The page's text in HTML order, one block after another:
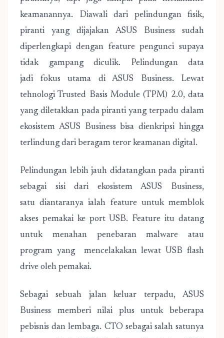
keamanannya. Diawali dari pelindungan fisik,
piranti yang dijajakan ASUS Business sudah
diperlengkapi dengan feature pengunci supaya
tidak gampang diculik. Pelindungan data
jadi fokus utama di ASUS Business. Lewat
tehnologi Trusted Basis Module (TPM) 2.0, data
yang diletakkan pada piranti yang terpadu dalam
ekosistem ASUS Business bisa dienkripsi hingga
terlindung dari beragam teror keamanan digital.
Pelindungan lebih jauh didatangkan pada piranti
sebagai sisi dari ekosistem ASUS Business,
satu diantaranya ialah feature untuk memblok
akses pemakai ke port USB. Feature itu datang
untuk menahan penebaran malware atau
program yang mencelakakan lewat USB flash
drive oleh pemakai.
Sebagai sebuah jalan keluar terpadu, ASUS
Business memberi nilai plus untuk beberapa
pebisnis dan lembaga. CTO sebagai salah satunya